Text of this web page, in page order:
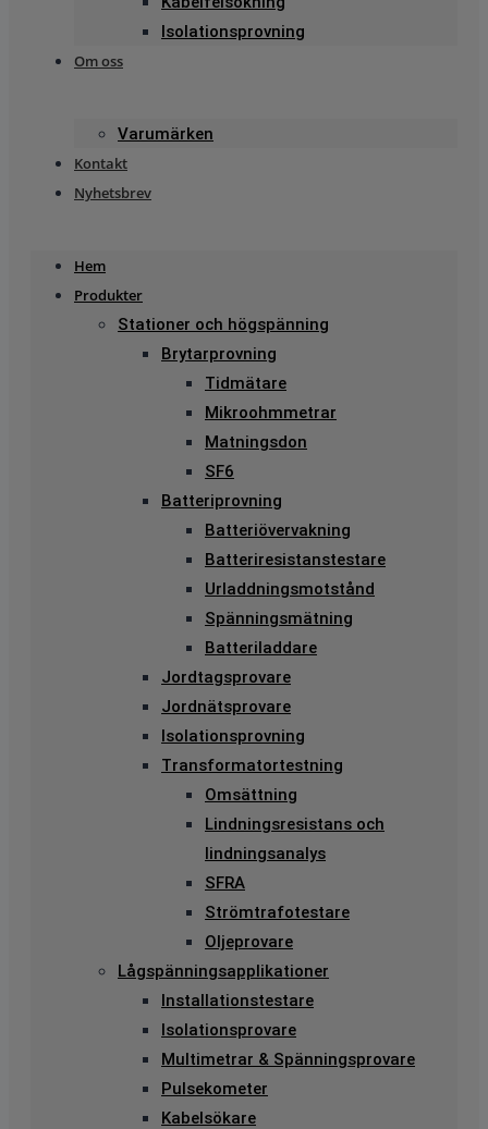
Isolationsprovning
Om oss
Varumärken
Kontakt
Nyhetsbrev
Hem
Produkter
Stationer och högspänning
Brytarprovning
Tidmätare
Mikroohmmetrar
Matningsdon
SF6
Batteriprovning
Batteriövervakning
Batteriresistanstestare
Urladdningsmotstånd
Spänningsmätning
Batteriladdare
Jordtagsprovare
Jordnätsprovare
Isolationsprovning
Transformatortestning
Omsättning
Lindningsresistans och
lindningsanalys
SFRA
Strömtrafotestare
Oljeprovare
Lågspänningsapplikationer
Installationstestare
Isolationsprovare
Multimetrar & Spänningsprovare
Pulsekometer
Kabelsökare